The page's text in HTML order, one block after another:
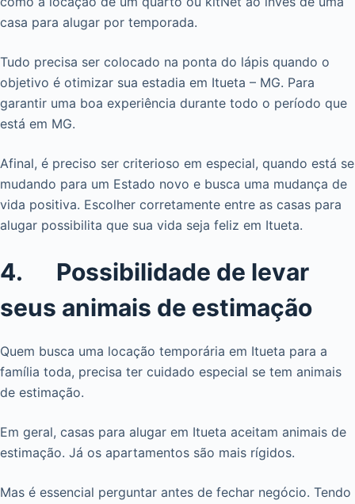
casa para alugar por temporada.
Tudo precisa ser colocado na ponta do lápis quando o
objetivo é otimizar sua estadia em Itueta – MG. Para
garantir uma boa experiência durante todo o período que
está em MG.
Afinal, é preciso ser criterioso em especial, quando está se
mudando para um Estado novo e busca uma mudança de
vida positiva. Escolher corretamente entre as casas para
alugar possibilita que sua vida seja feliz em Itueta.
4. Possibilidade de levar
seus animais de estimação
Quem busca uma locação temporária em Itueta para a
família toda, precisa ter cuidado especial se tem animais
de estimação.
Em geral, casas para alugar em Itueta aceitam animais de
estimação. Já os apartamentos são mais rígidos.
Mas é essencial perguntar antes de fechar negócio. Tendo